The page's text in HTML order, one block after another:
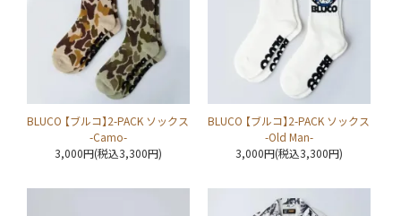
BLUCO 【ブルコ】2-PACK ソックス
-Camo-
3,000円(税込3,300円)
BLUCO 【ブルコ】2-PACK ソックス
-Old Man-
3,000円(税込3,300円)